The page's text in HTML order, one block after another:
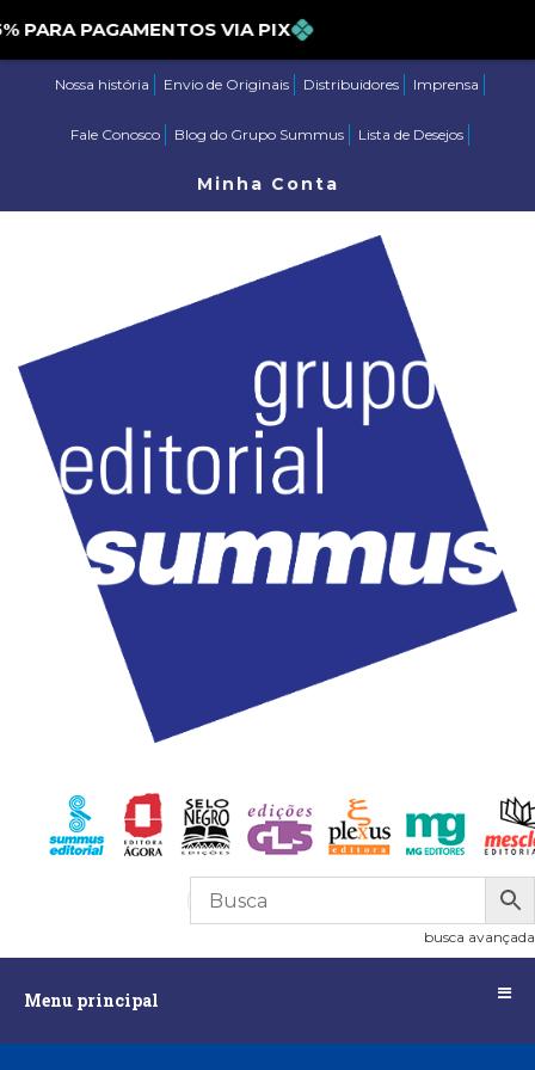
PAGAMENTOS VIA PIX
Nossa história Envio de Originais Distribuidores Imprensa
Fale Conosco Blog do Grupo Summus Lista de Desejos
Minha Conta
R$0,00
busca avançada
Menu principal
principalAssuntos